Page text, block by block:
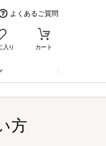
よくあるご質問
入り カート
方